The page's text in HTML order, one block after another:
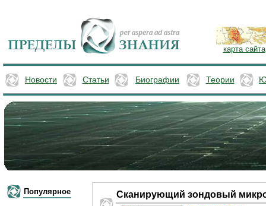
карта сайта
Новости Статьи Биографии Теории
Популярное Сканирующий зондовый